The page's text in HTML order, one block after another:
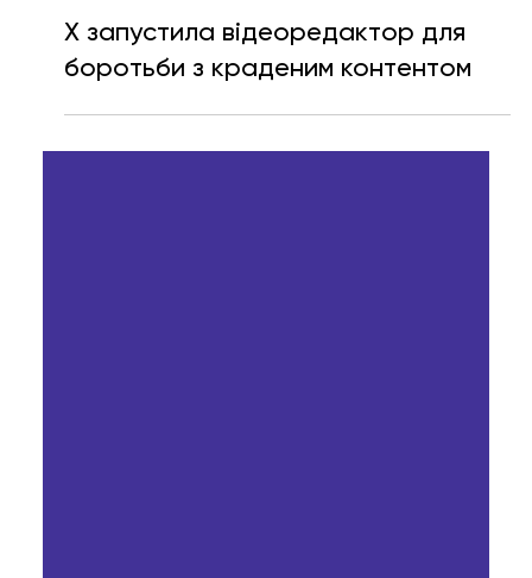
8 лип.
Читати 1 хв
X запустила відеоредактор для
боротьби з краденим контентом